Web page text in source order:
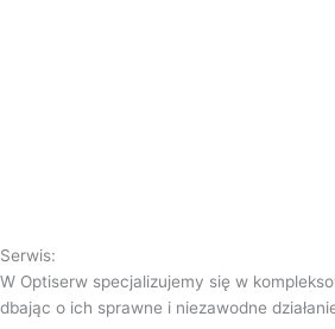
Serwis:
W Optiserw specjalizujemy się w
dbając o ich sprawne i niezawodne